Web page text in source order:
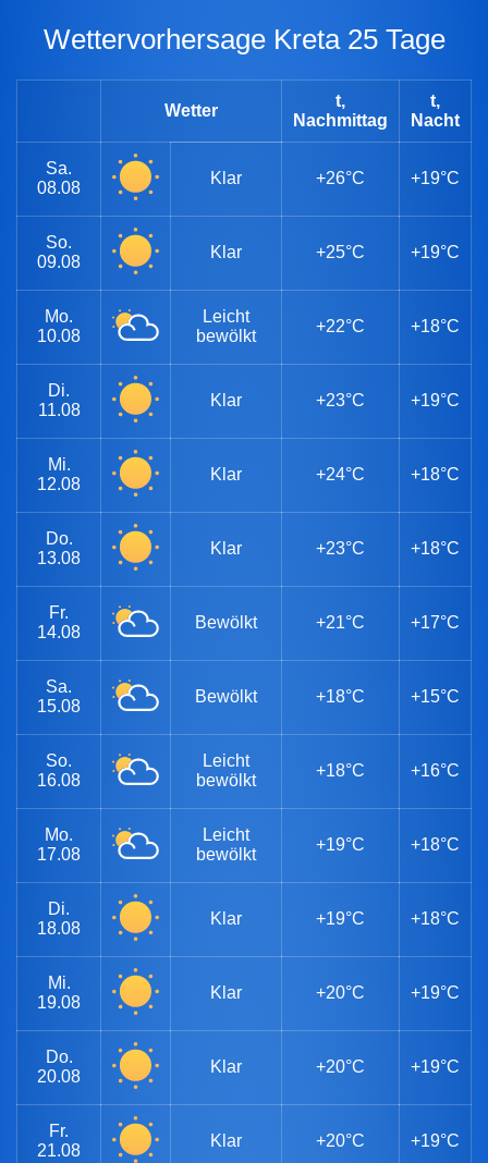
Wettervorhersage Kreta 25 Tage
Wetter
t,
Nachmittag
t,
Nacht
Sa.
08.08
Klar +26°C +19°C
So.
09.08
Klar +25°C +19°C
Mo.
10.08
Leicht
bewölkt
+22°C +18°C
Di.
11.08
Klar +23°C +19°C
Mi.
12.08
Klar +24°C +18°C
Do.
13.08
Klar +23°C +18°C
Fr.
14.08
Bewölkt +21°C +17°C
Sa.
15.08
Bewölkt +18°C +15°C
So.
16.08
Leicht
bewölkt
+18°C +16°C
Mo.
17.08
Leicht
bewölkt
+19°C +18°C
Di.
18.08
Klar +19°C +18°C
Mi.
19.08
Klar +20°C +19°C
Do.
20.08
Klar +20°C +19°C
Fr.
21.08
Klar +20°C +19°C